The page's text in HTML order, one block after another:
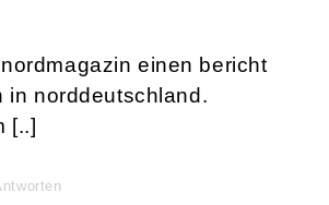
einen bericht
in norddeutschland.
[..]